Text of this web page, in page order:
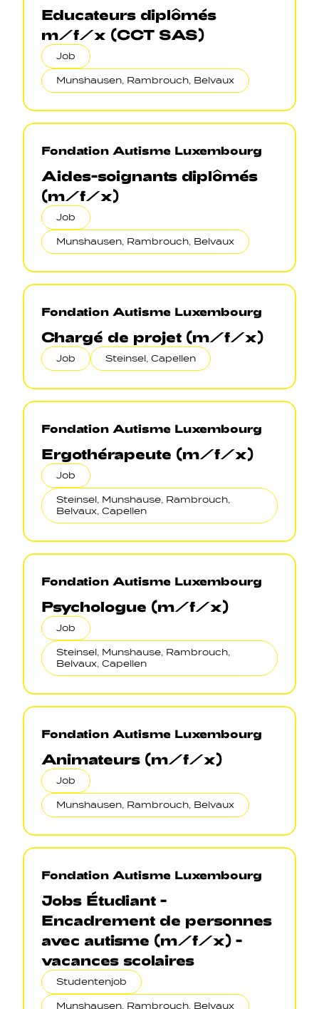
Educateurs diplômés
m/f/x (CCT SAS)
Job
Munshausen, Rambrouch, Belvaux
Fondation Autisme Luxembourg
Aides-soignants diplômés
(m/f/x)
Job
Munshausen, Rambrouch, Belvaux
Fondation Autisme Luxembourg
Chargé de projet (m/f/x)
Job Steinsel, Capellen
Fondation Autisme Luxembourg
Ergothérapeute (m/f/x)
Job
Steinsel, Munshause, Rambrouch,
Belvaux, Capellen
Fondation Autisme Luxembourg
Psychologue (m/f/x)
Job
Steinsel, Munshause, Rambrouch,
Belvaux, Capellen
Fondation Autisme Luxembourg
Animateurs (m/f/x)
Job
Munshausen, Rambrouch, Belvaux
Fondation Autisme Luxembourg
Jobs Étudiant -
Encadrement de personnes
avec autisme (m/f/x) -
vacances scolaires
Studentenjob
Munshausen, Rambrouch, Belvaux